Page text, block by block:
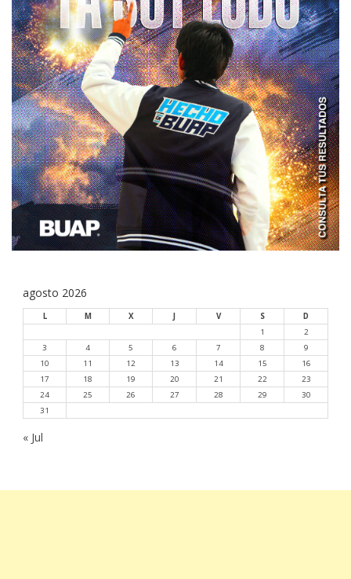
agosto 2026
L M X J V S
D
1
2
3
4 5 6 7 8
9
10
11 12 13 14 15
16
17
18 19 20 21 22
23
24
25 26 27 28 29
30
31
« Jul